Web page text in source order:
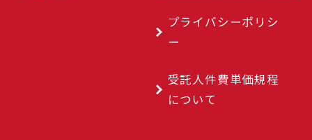
プライバシーポリシ
ー
受託人件費単価規程
について